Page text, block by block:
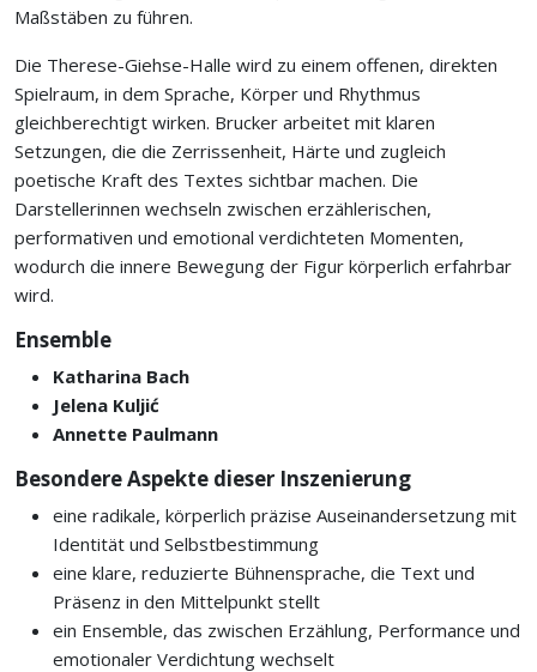
Maßstäben zu führen.
Die Therese-Giehse-Halle wird zu einem offenen, direkten
Spielraum, in dem Sprache, Körper und Rhythmus
gleichberechtigt wirken. Brucker arbeitet mit klaren
Setzungen, die die Zerrissenheit, Härte und zugleich
poetische Kraft des Textes sichtbar machen. Die
Darstellerinnen wechseln zwischen erzählerischen,
performativen und emotional verdichteten Momenten,
wodurch die innere Bewegung der Figur körperlich erfahrbar
wird.
Ensemble
Katharina Bach
Jelena Kuljić
Annette Paulmann
Besondere Aspekte dieser Inszenierung
eine radikale, körperlich präzise Auseinandersetzung mit
Identität und Selbstbestimmung
eine klare, reduzierte Bühnensprache, die Text und
Präsenz in den Mittelpunkt stellt
ein Ensemble, das zwischen Erzählung, Performance und
emotionaler Verdichtung wechselt